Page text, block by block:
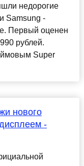
недорогие
Samsung -
Первый оценен
рублей.
Super
нового
-